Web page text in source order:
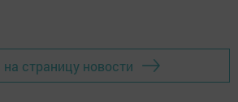
на страницу новости